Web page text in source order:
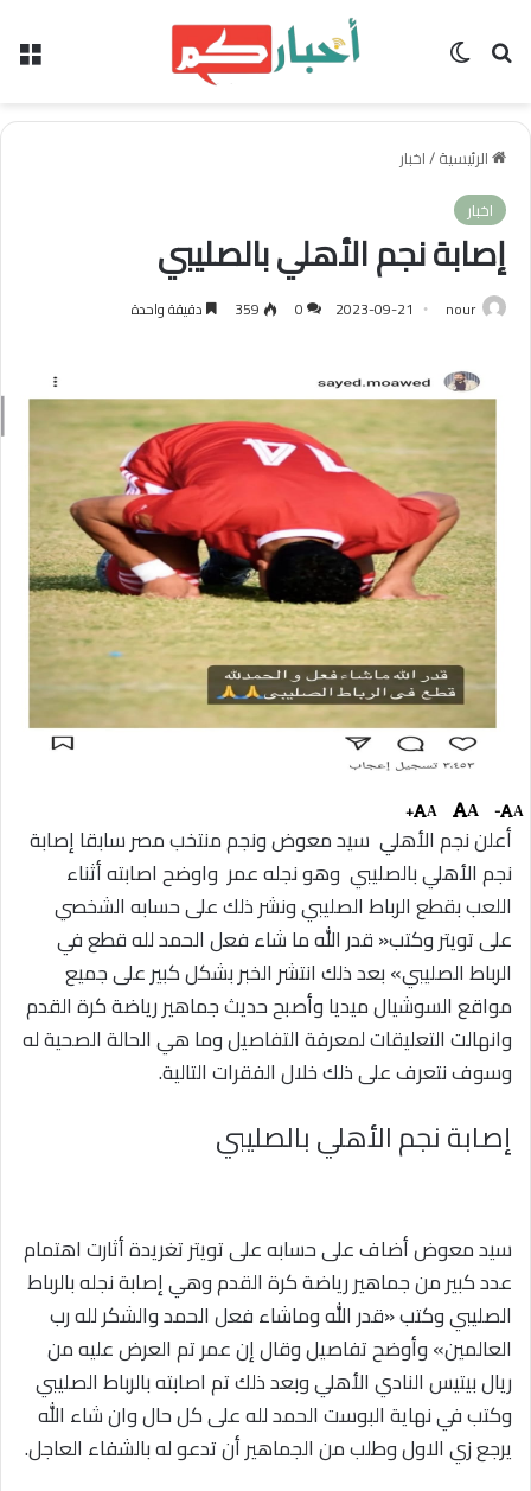
بحث عن الوضع المظلم
الرئيسية/اخبار
اخبار
إصابة نجم الأهلي بالصليبي
nour
2023-09-21
0
359 دقيقة واحدة
A
-
A
A
+
أعلن نجم الأهلي سيد معوض ونجم منتخب مصر سابقا إصابة
نجم الأهلي بالصليبي وهو نجله عمر واوضح اصابته أثناء
اللعب بقطع الرباط الصليبي ونشر ذلك على حسابه الشخصي
على تويتر وكتب« قدر الله ما شاء فعل الحمد لله قطع في
الرباط الصليبي» بعد ذلك انتشر الخبر بشكل كبير على جميع
مواقع السوشيال ميديا وأصبح حديث جماهير رياضة كرة القدم
وانهالت التعليقات لمعرفة التفاصيل وما هي الحالة الصحية له
وسوف نتعرف على ذلك خلال الفقرات التالية.
إصابة نجم الأهلي بالصليبي
سيد معوض أضاف على حسابه على تويتر تغريدة أثارت اهتمام
عدد كبير من جماهير رياضة كرة القدم وهي إصابة نجله بالرباط
الصليبي وكتب «قدر الله وماشاء فعل الحمد والشكر لله رب
العالمين» وأوضح تفاصيل وقال إن عمر تم العرض عليه من
ريال بيتيس النادي الأهلي وبعد ذلك تم اصابته بالرباط الصليبي
وكتب في نهاية البوست الحمد لله على كل حال وان شاء الله
يرجع زي الاول وطلب من الجماهير أن تدعو له بالشفاء العاجل.